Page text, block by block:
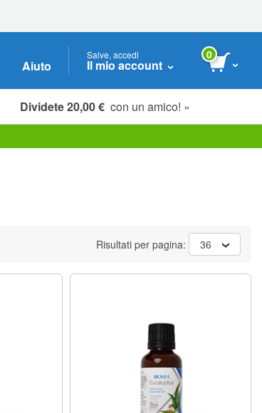
Aiuto
Salve, accedi
Il mio account
0
Dividete 20,00 € con un amico! »
Risultati per pagina: 36